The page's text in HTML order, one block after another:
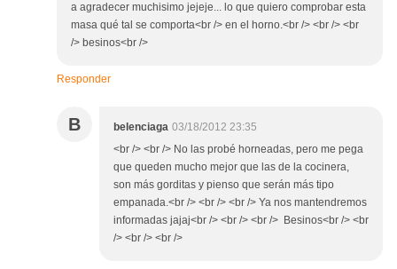
a agradecer muchisimo jejeje... lo que quiero comprobar esta
masa qué tal se comporta<br /> en el horno.<br /> <br /> <br
/> besinos<br />
Responder
B belenciaga 03/18/2012 23:35
<br /> <br /> No las probé horneadas, pero me pega
que queden mucho mejor que las de la cocinera,
son más gorditas y pienso que serán más tipo
empanada.<br /> <br /> <br /> Ya nos mantendremos
informadas jajaj<br /> <br /> <br /> Besinos<br /> <br
/> <br /> <br />